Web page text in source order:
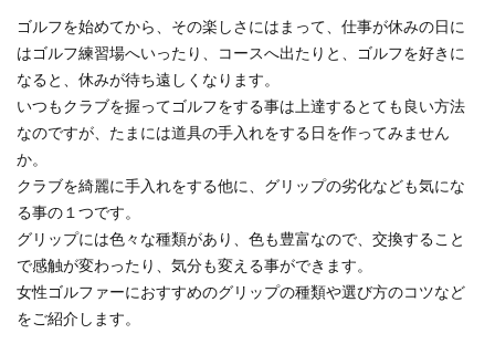
ゴルフを始めてから、その楽しさにはまって、仕事が休みの日に
はゴルフ練習場へいったり、コースへ出たりと、ゴルフを好きに
なると、休みが待ち遠しくなります。
いつもクラブを握ってゴルフをする事は上達するとても良い方法
なのですが、たまには道具の手入れをする日を作ってみません
か。
クラブを綺麗に手入れをする他に、グリップの劣化なども気にな
る事の１つです。
グリップには色々な種類があり、色も豊富なので、交換すること
で感触が変わったり、気分も変える事ができます。
女性ゴルファーにおすすめのグリップの種類や選び方のコツなど
をご紹介します。